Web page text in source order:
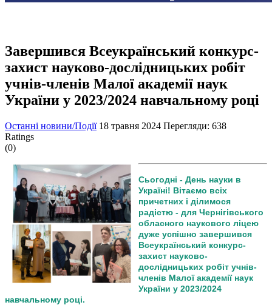
Завершився Всеукраїнський конкурс-
захист науково-дослідницьких робіт
учнів-членів Малої академії наук
України у 2023/2024 навчальному році
Останні новини/Події 18 травня 2024 Перегляди: 638
Ratings
(0)
Сьогодні - День науки в
Україні! Вітаємо всіх
причетних і ділимося
радістю - для Чернігівського
обласного наукового ліцею
дуже успішно завершився
Всеукраїнський конкурс-
захист науково-
дослідницьких робіт учнів-
членів Малої академії наук
України у 2023/2024
навчальному році.